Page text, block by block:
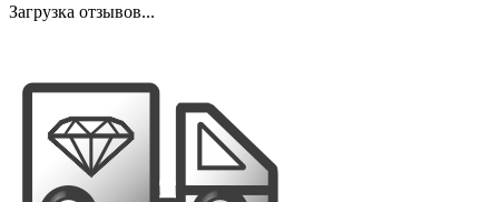
Загрузка отзывов...